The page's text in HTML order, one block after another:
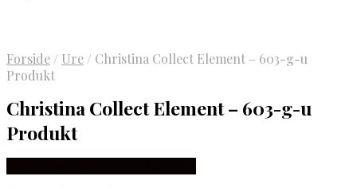
Forside / Ure / Christina Collect Element – 603-g-u
Produkt
Christina Collect Element – 603-g-u
Produkt